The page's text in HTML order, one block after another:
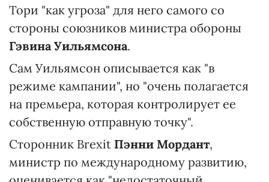
Тори "как угроза" для него самого со
стороны союзников министра обороны
Гэвина Уильямсона.
Сам Уильямсон описывается как "в
режиме кампании", но "очень полагается
на премьера, которая контролирует ее
собственную отправную точку".
Сторонник Brexit Пэнни Мордант,
министр по международному развитию,